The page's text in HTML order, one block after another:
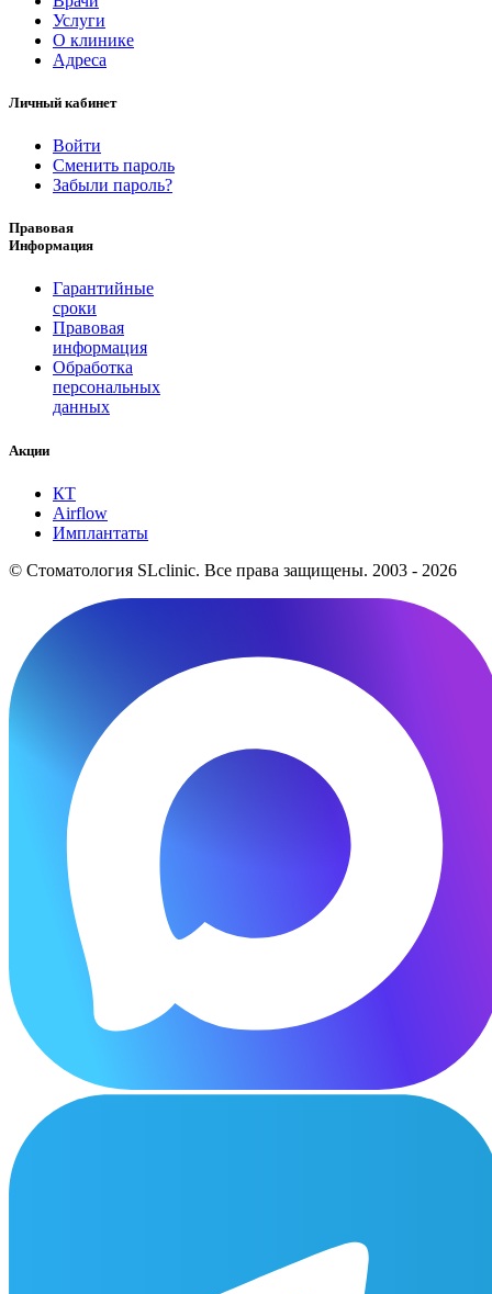
Услуги
О клинике
Адреса
Личный кабинет
Войти
Сменить пароль
Забыли пароль?
Правовая
Информация
Гарантийные
сроки
Правовая
информация
Обработка
персональных
данных
Акции
КТ
Airflow
Имплантаты
© Стоматология SLclinic. Все права защищены. 2003 - 2026